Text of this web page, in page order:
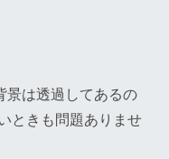
景は透過してあるの
ときも問題ありませ